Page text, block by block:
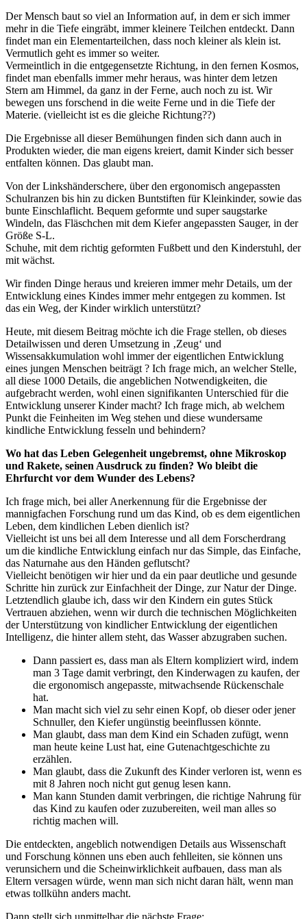
Der Mensch baut so viel an Information auf, in dem er sich immer
mehr in die Tiefe eingräbt, immer kleinere Teilchen entdeckt. Dann
findet man ein Elementarteilchen, dass noch kleiner als klein ist.
Vermutlich geht es immer so weiter.
Vermeintlich in die entgegensetzte Richtung, in den fernen Kosmos,
findet man ebenfalls immer mehr heraus, was hinter dem letzen
Stern am Himmel, da ganz in der Ferne, auch noch zu ist. Wir
bewegen uns forschend in die weite Ferne und in die Tiefe der
Materie. (vielleicht ist es die gleiche Richtung??)
Die Ergebnisse all dieser Bemühungen finden sich dann auch in
Produkten wieder, die man eigens kreiert, damit Kinder sich besser
entfalten können. Das glaubt man.
Von der Linkshänderschere, über den ergonomisch angepassten
Schulranzen bis hin zu dicken Buntstiften für Kleinkinder, sowie das
bunte Einschlaflicht. Bequem geformte und super saugstarke
Windeln, das Fläschchen mit dem Kiefer angepassten Sauger, in der
Größe S-L.
Schuhe, mit dem richtig geformten Fußbett und den Kinderstuhl, der
mit wächst.
Wir finden Dinge heraus und kreieren immer mehr Details, um der
Entwicklung eines Kindes immer mehr entgegen zu kommen. Ist
das ein Weg, der Kinder wirklich unterstützt?
Heute, mit diesem Beitrag möchte ich die Frage stellen, ob dieses
Detailwissen und deren Umsetzung in ‚Zeug‘ und
Wissensakkumulation wohl immer der eigentlichen Entwicklung
eines jungen Menschen beiträgt ? Ich frage mich, an welcher Stelle,
all diese 1000 Details, die angeblichen Notwendigkeiten, die
aufgebracht werden, wohl einen signifikanten Unterschied für die
Entwicklung unserer Kinder macht? Ich frage mich, ab welchem
Punkt die Feinheiten im Weg stehen und diese wundersame
kindliche Entwicklung fesseln und behindern?
Wo hat das Leben Gelegenheit ungebremst, ohne Mikroskop
und Rakete, seinen Ausdruck zu finden? Wo bleibt die
Ehrfurcht vor dem Wunder des Lebens?
Ich frage mich, bei aller Anerkennung für die Ergebnisse der
mannigfachen Forschung rund um das Kind, ob es dem eigentlichen
Leben, dem kindlichen Leben dienlich ist?
Vielleicht ist uns bei all dem Interesse und all dem Forscherdrang
um die kindliche Entwicklung einfach nur das Simple, das Einfache,
das Naturnahe aus den Händen geflutscht?
Vielleicht benötigen wir hier und da ein paar deutliche und gesunde
Schritte hin zurück zur Einfachheit der Dinge, zur Natur der Dinge.
Letztendlich glaube ich, dass wir den Kindern ein gutes Stück
Vertrauen abziehen, wenn wir durch die technischen Möglichkeiten
der Unterstützung von kindlicher Entwicklung der eigentlichen
Intelligenz, die hinter allem steht, das Wasser abzugraben suchen.
Dann passiert es, dass man als Eltern kompliziert wird, indem
man 3 Tage damit verbringt, den Kinderwagen zu kaufen, der
die ergonomisch angepasste, mitwachsende Rückenschale
hat.
Man macht sich viel zu sehr einen Kopf, ob dieser oder jener
Schnuller, den Kiefer ungünstig beeinflussen könnte.
Man glaubt, dass man dem Kind ein Schaden zufügt, wenn
man heute keine Lust hat, eine Gutenachtgeschichte zu
erzählen.
Man glaubt, dass die Zukunft des Kinder verloren ist, wenn es
mit 8 Jahren noch nicht gut genug lesen kann.
Man kann Stunden damit verbringen, die richtige Nahrung für
das Kind zu kaufen oder zuzubereiten, weil man alles so
richtig machen will.
Die entdeckten, angeblich notwendigen Details aus Wissenschaft
und Forschung können uns eben auch fehlleiten, sie können uns
verunsichern und die Scheinwirklichkeit aufbauen, dass man als
Eltern versagen würde, wenn man sich nicht daran hält, wenn man
etwas tollkühn anders macht.